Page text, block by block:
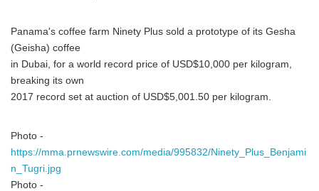
Panama's coffee farm Ninety Plus sold a prototype of its Gesha
(Geisha) coffee
in Dubai, for a world record price of USD$10,000 per kilogram,
breaking its own
2017 record set at auction of USD$5,001.50 per kilogram.
Photo -
https://mma.prnewswire.com/media/995832/Ninety_Plus_Benjami
n_Tugri.jpg
Photo -